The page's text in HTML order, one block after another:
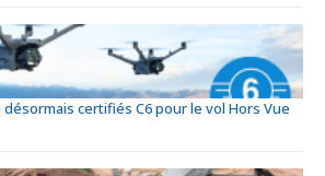
désormais certifiés C6 pour le vol Hors Vue